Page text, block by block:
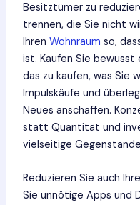
Besitztümer zu
trennen, die Sie nicht
Ihren Wohnraum so,
ist. Kaufen Sie bewusst
das zu kaufen, was Sie
Impulskäufe und
Neues anschaffen.
statt Quantität und
vielseitige
Reduzieren Sie auch
Sie unnötige Apps und